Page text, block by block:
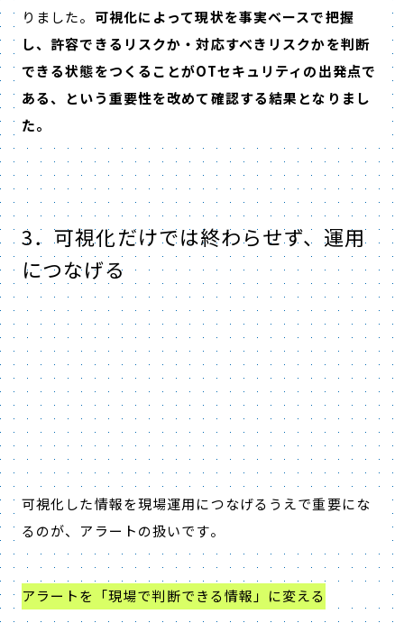
りました。 可視化によって現状を事実ベースで把握
し、許容できるリスクか・対応すべきリスクかを判断
できる状態をつくることがOTセキュリティの出発点で
ある、という重要性を改めて確認する結果となりまし
た。
3．可視化だけでは終わらせず、運用
につなげる
可視化した情報を現場運用につなげるうえで重要にな
るのが、アラートの扱いです。
アラートを「現場で判断できる情報」に変える